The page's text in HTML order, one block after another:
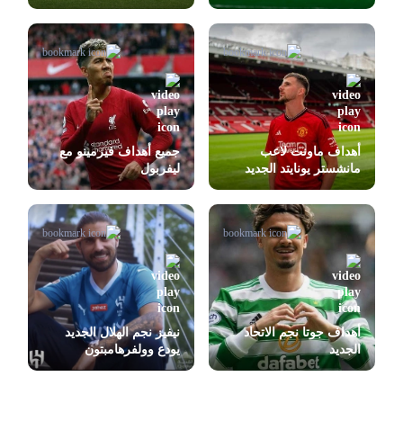
أهداف ماونت لاعب
مانشستر يونايتد الجديد
جميع أهداف فيرمينو مع
ليفربول
أهداف جوتا نجم الاتحاد
الجديد
نيفيز نجم الهلال الجديد
يودع وولفرهامبتون